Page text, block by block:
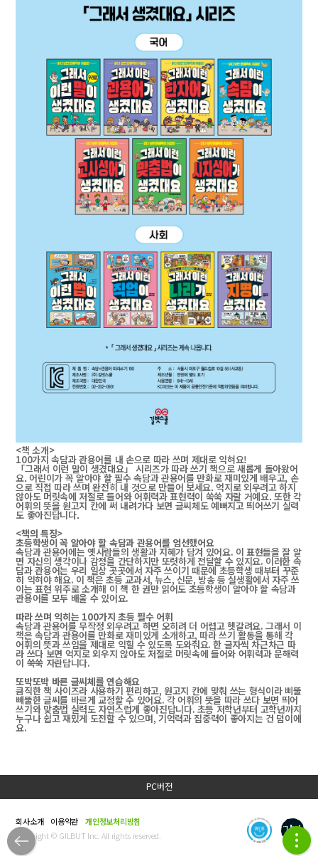
<책 소개>
100가지 속담과 관용어를 내 손으로 따라 쓰며 제대로 익혀요!
「그래서 이런 말이 생겼대요」 시리즈가 따라 쓰기 책으로 새롭게 돌아왔어
요. 어린이가 꼭 알아야 할 필수 속담과 관용어를 만화로 재미있게 배우고, 손
으로 직접 따라 쓰며 완전히 내 것으로 만들어 보세요. 억지로 외우려고 하지
않아도 머릿속에 저절로 들어와 어휘력과 표현력이 쑥쑥 자랄 거예요. 또한 각
어휘의 뜻을 원고지 칸에 써 내려가다 보면 글씨체도 예뻐지고 띄어쓰기 실력
도 좋아진답니다.
<책의 특징>
초등학생이 꼭 알아야 할 속담과 관용어를 엄선했어요
속담과 관용어에는 옛사람들의 생활과 지혜가 담겨 있어요. 이 표현들을 잘 알
면 자신의 생각이나 감정을 간단하지만 또렷하게 전달할 수 있지요. 이러한 속
담과 관용어는 우리 일상 곳곳에서 자주 쓰이기 때문에 초등학생 때부터 꾸준
히 익혀야 해요. 이 책은 초등 교과서,뉴스, 신문, 방송 등 실생활에서 자주 쓰
이는 표현 위주로 소개해 이 책 한 권만 읽어도 초등학생이 알아야 할 속담과
관용어를 모두 배울 수 있어요.
따라 쓰며 익히는 100가지 초등 필수 어휘
속담과 관용어를 무작정 외우려고 하면 오히려 더 어렵고 헷갈려요.그래서 이
책은 속담과 관용어를 만화로 재미있게 소개하고, 따라 쓰기 활동을 통해 각
어휘의 뜻과 쓰임을 제대로 익힐 수 있도록 도와줘요.한 글자씩 차근차근 따
라 쓰다 보면 억지로 외우지 않아도 저절로 머릿속에 들어와 어휘력과 문해력
이 쑥쑥 자란답니다.
또박또박 바른 글씨체를 연습해요
큼직한 책 사이즈라 사용하기 편리하고, 원고지 칸에 맞춰 쓰는 형식이라 삐뚤
빼뚤한 글씨를 바르게 교정할 수 있어요. 각 어휘의 뜻을 따라 쓰다 보면 띄어
쓰기와 맞춤법 실력도 자연스럽게 좋아진답니다. 초등 저학년부터 고학년까지
누구나 쉽고 재밌게 도전할 수 있으며, 기억력과 집중력이 좋아지는 건 덤이에
요.
PC버전
회사소개 이용약관
개인정보처리방침
Copyright © GILBUT Inc. All rights reserved.